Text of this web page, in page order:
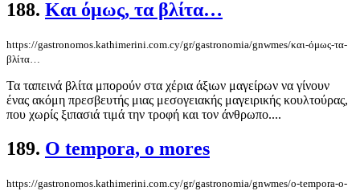
188. Και όμως, τα βλίτα…
https://gastronomos.kathimerini.com.cy/gr/gastronomia/gnwmes/και-όμως-τα-
βλίτα…
Τα ταπεινά βλίτα μπορούν στα χέρια άξιων μαγείρων να γίνουν
ένας ακόμη πρεσβευτής μιας μεσογειακής μαγειρικής κουλτούρας,
που χωρίς ξιπασιά τιμά την τροφή και τον άνθρωπο....
189. O tempora, o mores
https://gastronomos.kathimerini.com.cy/gr/gastronomia/gnwmes/o-tempora-o-